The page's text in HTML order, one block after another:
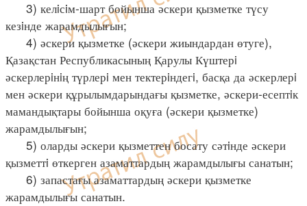
3) келiсiм-шарт бойынша әскери қызметке түсу
кезiнде жарамдылығын;
4) әскери қызметке (әскери жиындардан өтуге),
Қазақстан Республикасының Қарулы Күштерi
әскерлерiнiң түрлерi мен тектерiндегi, басқа да әскерлерi
мен әскери құрылымдарындағы қызметке, әскери-есептiк
мамандықтары бойынша оқуға (әскери қызметке)
жарамдылығын;
5) оларды әскери қызметтен босату сәтiнде әскери
қызметтi өткерген азаматтардың жарамдылығы санатын;
6) запастағы азаматтардың әскери қызметке
жарамдылығы санатын.